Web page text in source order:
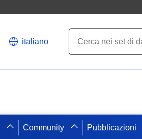
italiano
Community Pubblicazioni